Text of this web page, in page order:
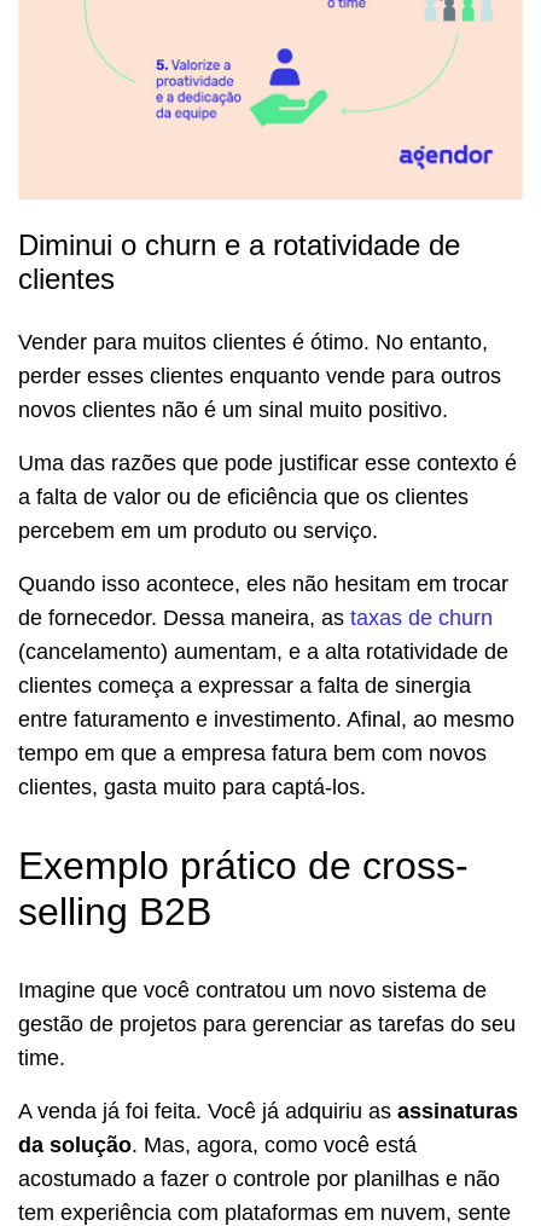
Diminui o churn e a rotatividade de
clientes
Vender para muitos clientes é ótimo. No entanto,
perder esses clientes enquanto vende para outros
novos clientes não é um sinal muito positivo.
Uma das razões que pode justificar esse contexto é
a falta de valor ou de eficiência que os clientes
percebem em um produto ou serviço.
Quando isso acontece, eles não hesitam em trocar
de fornecedor. Dessa maneira, as taxas de churn
(cancelamento) aumentam, e a alta rotatividade de
clientes começa a expressar a falta de sinergia
entre faturamento e investimento. Afinal, ao mesmo
tempo em que a empresa fatura bem com novos
clientes, gasta muito para captá-los.
Exemplo prático de cross-
selling B2B
Imagine que você contratou um novo sistema de
gestão de projetos para gerenciar as tarefas do seu
time.
A venda já foi feita. Você já adquiriu as assinaturas
da solução. Mas, agora, como você está
acostumado a fazer o controle por planilhas e não
tem experiência com plataformas em nuvem, sente